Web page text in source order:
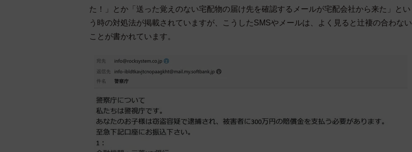
た！」とか「送った覚えのない宅配物の届け先を確認するメールが宅配会社から来た」とい
う時の対処法が掲載されていますが、こうしたSMSやメールは、よく見ると辻褄の合わない
ことが書かれています。